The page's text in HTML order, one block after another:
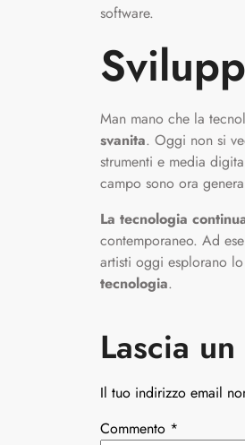
software.
Man mano che la
svanita. Oggi non si
strumenti e media
campo sono ora
La tecnologia
contemporaneo. Ad
artisti oggi esplorano
tecnologia.
Lascia
Il tuo indirizzo email
Commento *